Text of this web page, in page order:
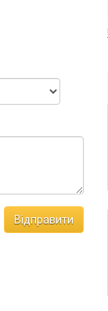
Відправити